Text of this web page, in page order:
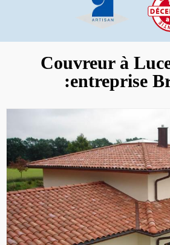
Couvreur à
:entreprise